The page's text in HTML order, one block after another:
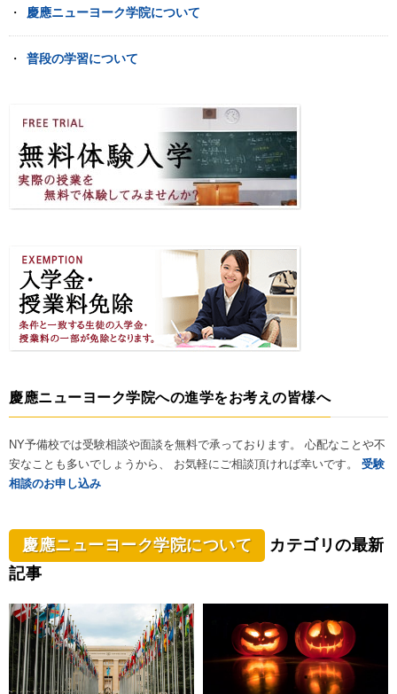
慶應ニューヨーク学院について
普段の学習について
慶應ニューヨーク学院への進学をお考えの皆様へ
NY予備校では受験相談や面談を無料で承っております。 心配なことや不
安なことも多いでしょうから、 お気軽にご相談頂ければ幸いです。 受験
相談のお申し込み
慶應ニューヨーク学院について
カテゴリの最新
記事